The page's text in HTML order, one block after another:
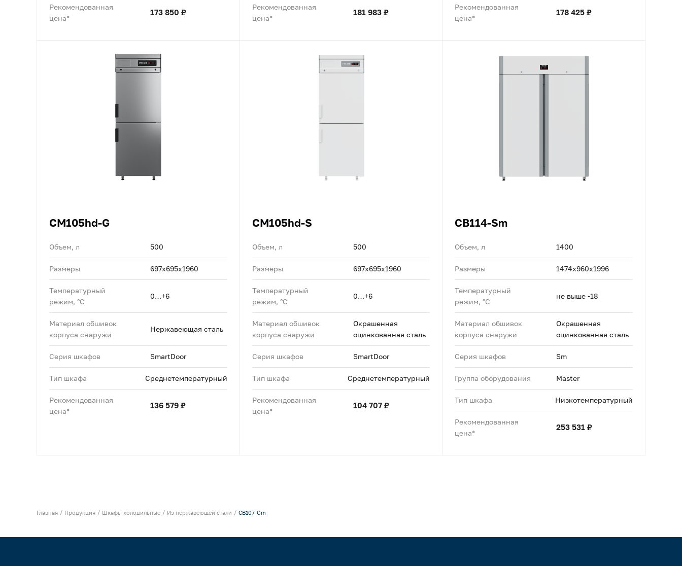
Рекомендованная
цена*
173 850 ₽
Рекомендованная
цена*
181 983 ₽
Рекомендованная
цена*
178 425 ₽
CM105hd-G
Объем, л 500
Размеры 697х695х1960
Температурный
режим, °C
0…+6
Материал обшивок
корпуса снаружи
Нержавеющая сталь
Серия шкафов SmartDoor
Тип шкафа Среднетемпературный
Рекомендованная
цена*
136 579 ₽
CM105hd-S
Объем, л 500
Размеры 697х695х1960
Температурный
режим, °C
0…+6
Материал обшивок
корпуса снаружи
Окрашенная
оцинкованная сталь
Серия шкафов SmartDoor
Тип шкафа Среднетемпературный
Рекомендованная
цена*
104 707 ₽
CB114-Sm
Объем, л 1400
Размеры 1474x960x1996
Температурный
режим, °C
не выше -18
Материал обшивок
корпуса снаружи
Окрашенная
оцинкованная сталь
Серия шкафов Sm
Группа оборудования Master
Тип шкафа Низкотемпературный
Рекомендованная
цена*
253 531 ₽
Главная Продукция Шкафы холодильные Из нержавеющей стали CB107-Gm